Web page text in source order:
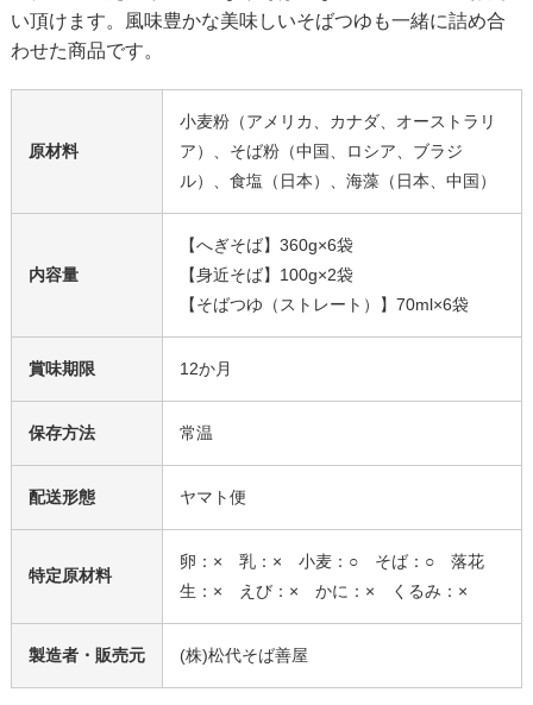
い頂けます。風味豊かな美味しいそばつゆも一緒に詰め合
わせた商品です。
原材料
小麦粉（アメリカ、カナダ、オーストラリ
ア）、そば粉（中国、ロシア、ブラジ
ル）、食塩（日本）、海藻（日本、中国）
内容量
【へぎそば】360g×6袋
【身近そば】100g×2袋
【そばつゆ（ストレート）】70ml×6袋
賞味期限 12か月
保存方法 常温
配送形態 ヤマト便
特定原材料
卵：× 乳：× 小麦：○ そば：○ 落花
生：× えび：× かに：× くるみ：×
製造者・販売元 (株)松代そば善屋